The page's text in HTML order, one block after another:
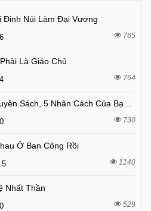
Đỉnh Núi Làm Đại Vương
765
Là Giáo Chủ
764
730
Ở Ban Công Rồi
1140
Nhất Thần
529